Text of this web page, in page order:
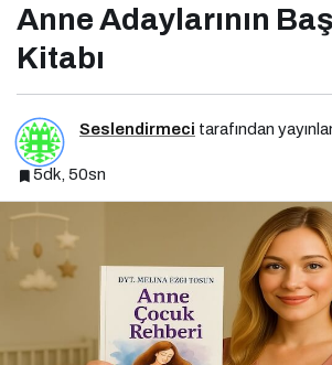
Anne Adaylarının
Kitabı
Seslendirmeci tarafından
5dk, 50sn